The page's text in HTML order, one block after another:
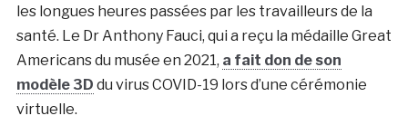
les longues heures passées par les travailleurs de la
santé. Le Dr Anthony Fauci, qui a reçu la médaille Great
Americans du musée en 2021, a fait don de son
modèle 3D du virus COVID-19 lors d’une cérémonie
virtuelle.